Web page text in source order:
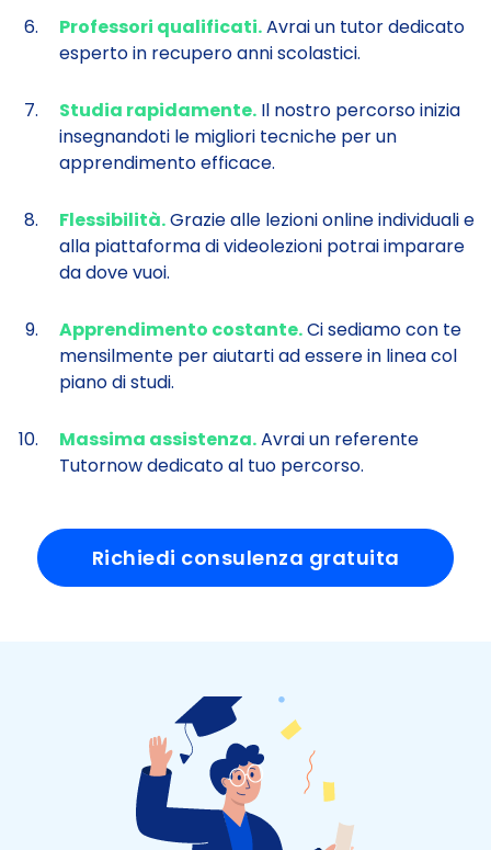
Professori qualificati.Avrai un tutor dedicato
esperto in recupero anni scolastici.
Studia rapidamente. Il nostro percorso inizia
insegnandoti le migliori tecniche per un
apprendimento efficace.
Flessibilità.Grazie alle lezioni online individuali e
alla piattaforma di videolezioni potrai imparare
da dove vuoi.
Apprendimento costante.Ci sediamo con te
mensilmente per aiutarti ad essere in linea col
piano di studi.
Massima assistenza.Avrai un referente
Tutornow dedicato al tuo percorso.
Richiedi consulenza gratuita